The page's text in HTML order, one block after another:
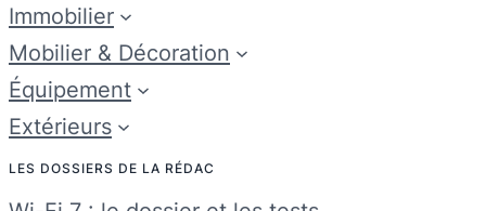
Immobilier
Mobilier & Décoration
Équipement
Extérieurs
LES DOSSIERS DE LA RÉDAC